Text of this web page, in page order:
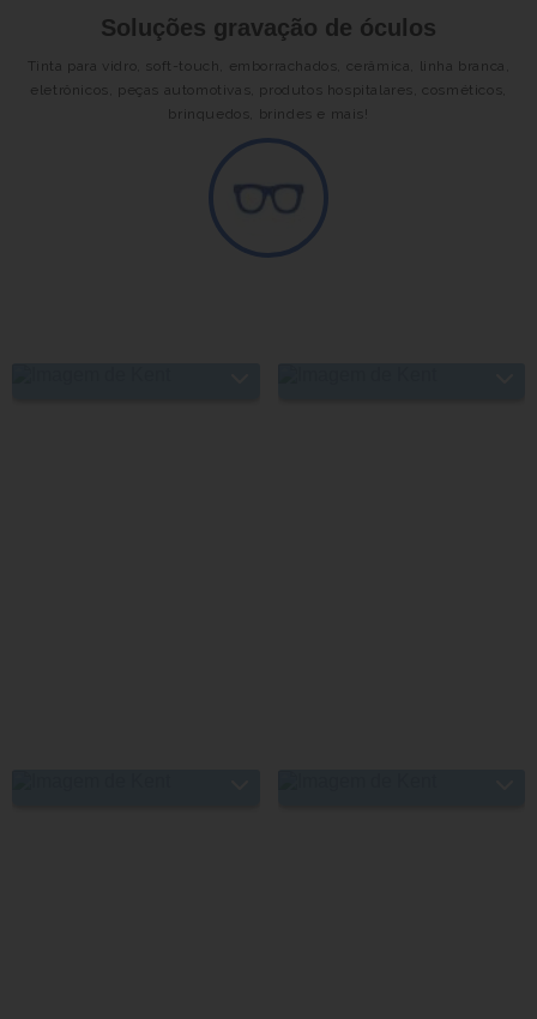
Soluções gravação de óculos
Tinta para vidro, soft-touch, emborrachados, cerâmica, linha branca,
eletrônicos, peças automotivas, produtos hospitalares, cosméticos,
brinquedos, brindes e mais!